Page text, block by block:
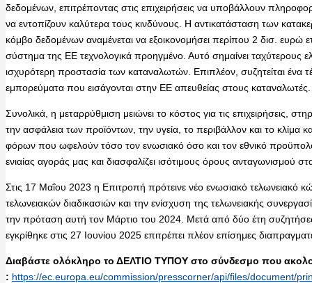
δεδομένων, επιτρέποντας στις επιχειρήσεις να υποβάλλουν
να εντοπίζουν καλύτερα τους κινδύνους. Η αντικατάσταση των
κόμβο δεδομένων αναμένεται να εξοικονομήσει περίπου 2 δισ. ευρώ
σύστημα της ΕΕ τεχνολογικά προηγμένο. Αυτό σημαίνει ταχύτερους
ισχυρότερη προστασία των καταναλωτών. Επιπλέον, συζητείται ένα
εμπορεύματα που εισάγονται στην ΕΕ απευθείας στους καταναλωτές.
Συνολικά, η μεταρρύθμιση μειώνει το κόστος για τις επιχειρήσεις,
την ασφάλεια των προϊόντων, την υγεία, το περιβάλλον και το κλίμα
φόρων που ωφελούν τόσο τον ενωσιακό όσο και τον εθνικό
ενιαίας αγοράς μας και διασφαλίζει ισότιμους όρους ανταγωνισμού
Στις 17 Μαΐου 2023 η Επιτροπή πρότεινε νέο ενωσιακό τελωνειακό
τελωνειακών διαδικασιών και την ενίσχυση της τελωνειακής
την πρόταση αυτή τον Μάρτιο του 2024. Μετά από δύο έτη
εγκρίθηκε στις 27 Ιουνίου 2025 επιτρέπει πλέον επίσημες
Διαβάστε ολόκληρο το ΔΕΛΤΙΟ ΤΥΠΟΥ στο σύνδεσμο που
: https://ec.europa.eu/commission/presscorner/api/files/document/